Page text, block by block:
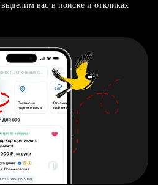
вас в поиске и откликах